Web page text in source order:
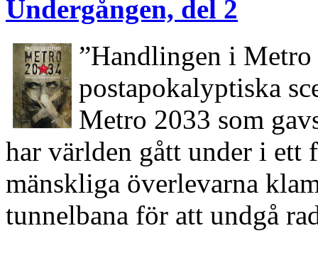
Undergången, del 2
”Handlingen i Metro
postapokalyptiska
Metro 2033 som
har världen gått under i ett
mänskliga överlevarna
tunnelbana för att undgå